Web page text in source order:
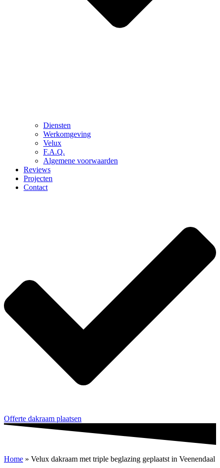
Diensten
Werkomgeving
Velux
F.A.Q.
Algemene voorwaarden
Reviews
Projecten
Contact
Offerte dakraam plaatsen
Home » Velux dakraam met triple beglazing geplaatst in Veenendaal